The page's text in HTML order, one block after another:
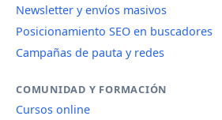
Newsletter y envíos masivos
Posicionamiento SEO en buscadores
Campañas de pauta y redes
COMUNIDAD Y FORMACIÓN
Cursos online